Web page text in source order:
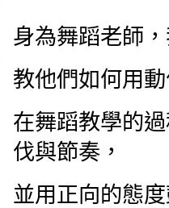
身為舞蹈老師
教他們如何用
在舞蹈教學的
伐與節奏，
並用正向的態